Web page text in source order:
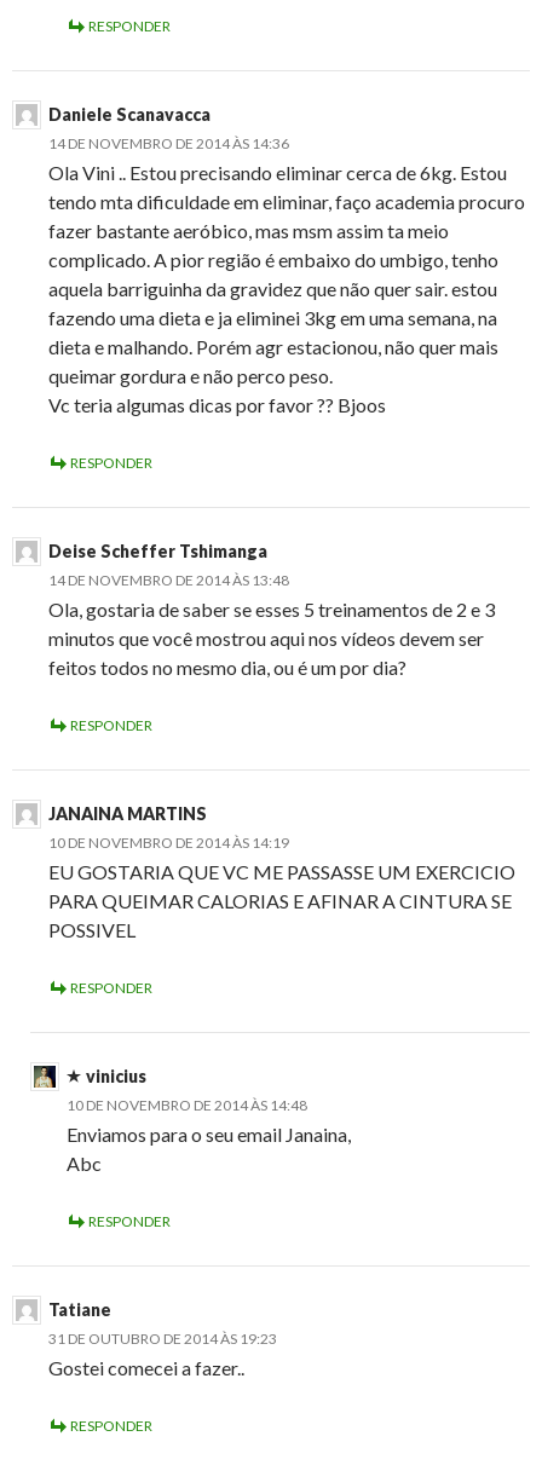
RESPONDER
Daniele Scanavacca
14 DE NOVEMBRO DE 2014 ÀS 14:36
Ola Vini .. Estou precisando eliminar cerca de 6kg. Estou
tendo mta dificuldade em eliminar, faço academia procuro
fazer bastante aeróbico, mas msm assim ta meio
complicado. A pior região é embaixo do umbigo, tenho
aquela barriguinha da gravidez que não quer sair. estou
fazendo uma dieta e ja eliminei 3kg em uma semana, na
dieta e malhando. Porém agr estacionou, não quer mais
queimar gordura e não perco peso.
Vc teria algumas dicas por favor ?? Bjoos
RESPONDER
Deise Scheffer Tshimanga
14 DE NOVEMBRO DE 2014 ÀS 13:48
Ola, gostaria de saber se esses 5 treinamentos de 2 e 3
minutos que você mostrou aqui nos vídeos devem ser
feitos todos no mesmo dia, ou é um por dia?
RESPONDER
JANAINA MARTINS
10 DE NOVEMBRO DE 2014 ÀS 14:19
EU GOSTARIA QUE VC ME PASSASSE UM EXERCICIO
PARA QUEIMAR CALORIAS E AFINAR A CINTURA SE
POSSIVEL
RESPONDER
vinicius
10 DE NOVEMBRO DE 2014 ÀS 14:48
Enviamos para o seu email Janaina,
Abc
RESPONDER
Tatiane
31 DE OUTUBRO DE 2014 ÀS 19:23
Gostei comecei a fazer..
RESPONDER